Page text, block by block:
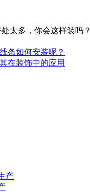
太多，你会这样装吗？
条如何安装呢？
在装饰中的应用